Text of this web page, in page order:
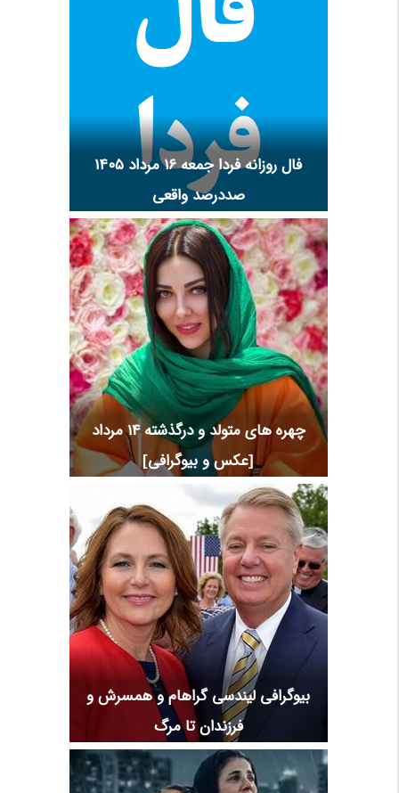
فال روزانه فردا جمعه ۱۶ مرداد ۱۴۰۵
صددرصد واقعی
چهره های متولد و درگذشته 14 مرداد
[عکس و بیوگرافی]
بیوگرافی لیندسی گراهام و همسرش و
فرزندان تا مرگ